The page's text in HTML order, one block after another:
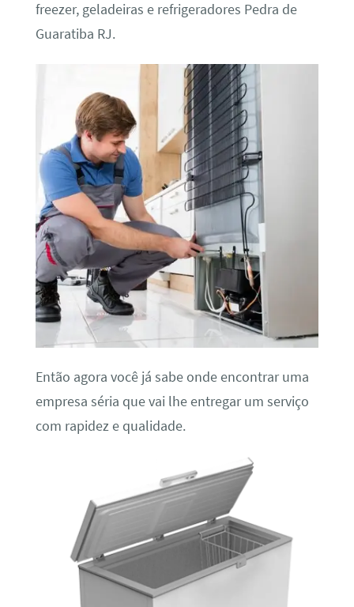
freezer, geladeiras e refrigeradores Pedra de
Guaratiba RJ.
Então agora você já sabe onde encontrar uma
empresa séria que vai lhe entregar um serviço
com rapidez e qualidade.